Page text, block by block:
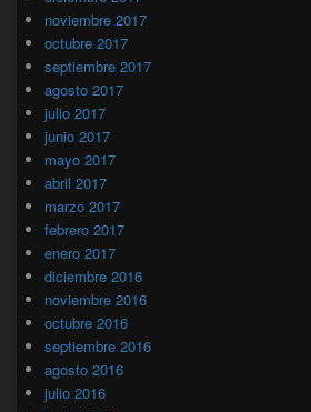
noviembre 2017
octubre 2017
septiembre 2017
agosto 2017
julio 2017
junio 2017
mayo 2017
abril 2017
marzo 2017
febrero 2017
enero 2017
diciembre 2016
noviembre 2016
octubre 2016
septiembre 2016
agosto 2016
julio 2016